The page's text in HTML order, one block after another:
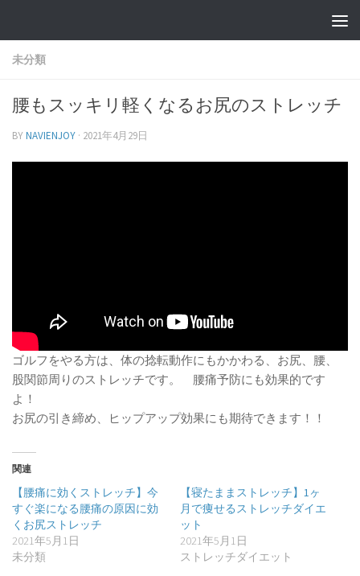
未分類
腰もスッキリ軽くなるお尻のストレッチ
BYNAVIENJOY · 2021年4月29日
ゴルフをやる方は、体の捻転動作にもかかわる、お尻、腰、
股関節周りのストレッチです。 腰痛予防にも効果的です
よ！
お尻の引き締め、ヒップアップ効果にも期待できます！！
関連
【腰痛に効くストレッチ】今
すぐ楽になる腰痛の原因に効
くお尻ストレッチ
2021年5月1日
未分類
【寝たままストレッチ】1ヶ
月で痩せるストレッチダイエ
ット
2021年5月1日
ストレッチダイエット